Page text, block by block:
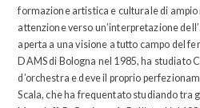
formazione artistica e culturale di ampio
attenzione verso un’interpretazione
aperta a una visione a tutto campo del
DAMS di Bologna nel 1985, ha studiato
d’orchestra e deve il proprio
Scala, che ha frequentato studiando tra